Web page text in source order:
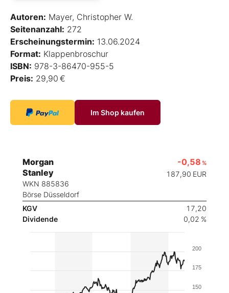
Autoren: Mayer, Christopher W.
Seitenanzahl: 272
Erscheinungstermin: 13.06.2024
Format: Klappenbroschur
ISBN: 978-3-86470-955-5
Preis: 29,90 €
Im Shop kaufen
Morgan
Stanley
WKN 885836
Börse Düsseldorf
-0,58 %
187,90 EUR
KGV
17,20
Dividende
0,02 %
150
175
200